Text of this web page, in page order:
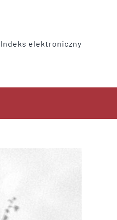
Indeks elektroniczny